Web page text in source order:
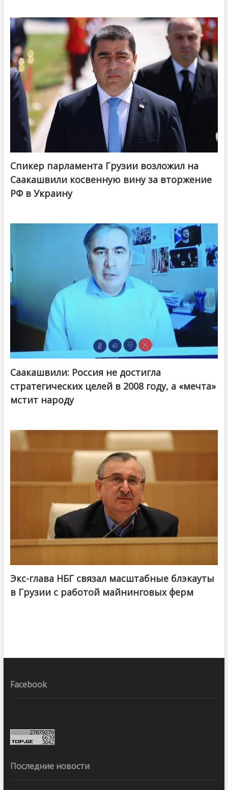
Спикер парламента Грузии возложил на
Саакашвили косвенную вину за вторжение
РФ в Украину
Саакашвили: Россия не достигла
стратегических целей в 2008 году, а «мечта»
мстит народу
Экс-глава НБГ связал масштабные блэкауты
в Грузии с работой майнинговых ферм
Facebook
Последние новости